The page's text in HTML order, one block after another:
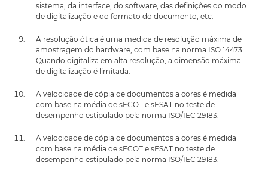
sistema, da interface, do software, das definições do modo
de digitalização e do formato do documento, etc.
A resolução ótica é uma medida de resolução máxima de
amostragem do hardware, com base na norma ISO 14473.
Quando digitaliza em alta resolução, a dimensão máxima
de digitalização é limitada.
A velocidade de cópia de documentos a cores é medida
com base na média de sFCOT e sESAT no teste de
desempenho estipulado pela norma ISO/IEC 29183.
A velocidade de cópia de documentos a cores é medida
com base na média de sFCOT e sESAT no teste de
desempenho estipulado pela norma ISO/IEC 29183.